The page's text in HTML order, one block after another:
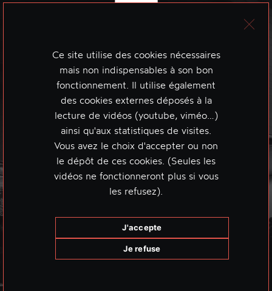
Ce site utilise des cookies nécessaires
mais non indispensables à son bon
fonctionnement. Il utilise également
des cookies externes déposés à la
lecture de vidéos (youtube, viméo…)
ainsi qu'aux statistiques de visites.
Vous avez le choix d'accepter ou non
le dépôt de ces cookies. (Seules les
vidéos ne fonctionneront plus si vous
les refusez).
J'accepte
Je refuse